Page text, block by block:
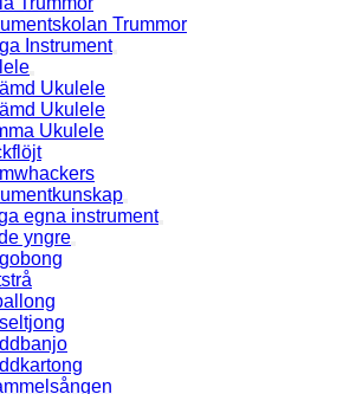
Trummor
Instrument
Ukulele
Ukulele
Ukulele
egna instrument
yngre